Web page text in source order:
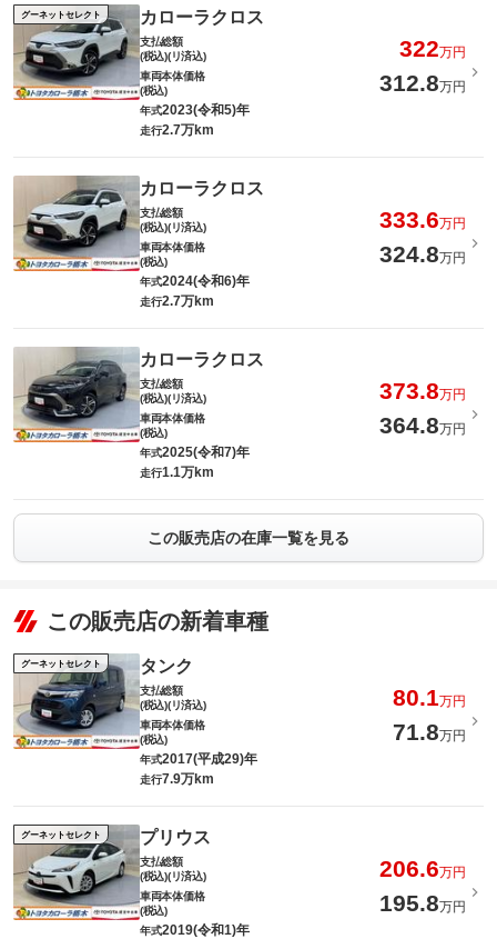
グーネットセレクト カローラクロス
支払総額
(税込)(リ済込)
322万円
車両本体価格
(税込)
312.8万円
年式2023(令和5)年
走行2.7万km
カローラクロス
支払総額
(税込)(リ済込)
333.6万円
車両本体価格
(税込)
324.8万円
年式2024(令和6)年
走行2.7万km
カローラクロス
支払総額
(税込)(リ済込)
373.8万円
車両本体価格
(税込)
364.8万円
年式2025(令和7)年
走行1.1万km
この販売店の在庫一覧を見る
この販売店の新着車種
グーネットセレクト タンク
支払総額
(税込)(リ済込)
80.1万円
車両本体価格
(税込)
71.8万円
年式2017(平成29)年
走行7.9万km
グーネットセレクト プリウス
支払総額
(税込)(リ済込)
206.6万円
車両本体価格
(税込)
195.8万円
年式2019(令和1)年